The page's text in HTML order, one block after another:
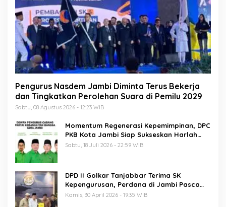
Pengurus Nasdem Jambi Diminta Terus Bekerja
dan Tingkatkan Perolehan Suara di Pemilu 2029
Sabtu, 08 Agustus 2026 - 12:23 WIB
Momentum Regenerasi Kepemimpinan, DPC
PKB Kota Jambi Siap Sukseskan Harlah
PKB ke-28
Sabtu, 18 Juli 2026 - 22:59 WIB
DPD II Golkar Tanjabbar Terima SK
Kepengurusan, Perdana di Jambi Pasca
Musda
Kamis, 30 April 2026 - 19:35 WIB